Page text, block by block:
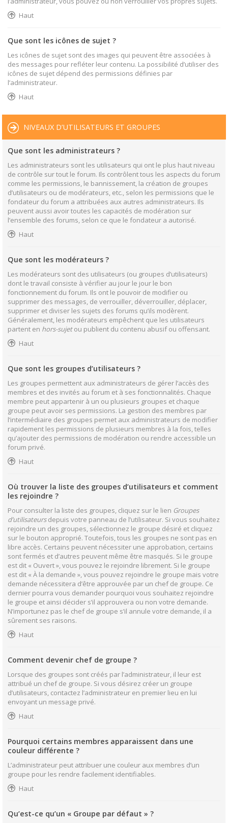
Haut
Que sont les icônes de sujet ?
Les icônes de sujet sont des images qui peuvent être associées à
des messages pour refléter leur contenu. La possibilité d’utiliser des
icônes de sujet dépend des permissions définies par
l’administrateur.
Haut
NIVEAUX D’UTILISATEURS ET GROUPES
Que sont les administrateurs ?
Les administrateurs sont les utilisateurs qui ont le plus haut niveau
de contrôle sur tout le forum. Ils contrôlent tous les aspects du forum
comme les permissions, le bannissement, la création de groupes
d’utilisateurs ou de modérateurs, etc., selon les permissions que le
fondateur du forum a attribuées aux autres administrateurs. Ils
peuvent aussi avoir toutes les capacités de modération sur
l’ensemble des forums, selon ce que le fondateur a autorisé.
Haut
Que sont les modérateurs ?
Les modérateurs sont des utilisateurs (ou groupes d’utilisateurs)
dont le travail consiste à vérifier au jour le jour le bon
fonctionnement du forum. Ils ont le pouvoir de modifier ou
supprimer des messages, de verrouiller, déverrouiller, déplacer,
supprimer et diviser les sujets des forums qu’ils modèrent.
Généralement, les modérateurs empêchent que les utilisateurs
partent en hors-sujetou publient du contenu abusif ou offensant.
Haut
Que sont les groupes d’utilisateurs ?
Les groupes permettent aux administrateurs de gérer l’accès des
membres et des invités au forum et à ses fonctionnalités. Chaque
membre peut appartenir à un ou plusieurs groupes et chaque
groupe peut avoir ses permissions. La gestion des membres par
l’intermédiaire des groupes permet aux administrateurs de modifier
rapidement les permissions de plusieurs membres à la fois, telles
qu’ajouter des permissions de modération ou rendre accessible un
forum privé.
Haut
Où trouver la liste des groupes d’utilisateurs et comment
les rejoindre ?
Pour consulter la liste des groupes, cliquez sur le lien Groupes
d’utilisateursdepuis votre panneau de l’utilisateur. Si vous souhaitez
rejoindre un des groupes, sélectionnez le groupe désiré et cliquez
sur le bouton approprié. Toutefois, tous les groupes ne sont pas en
libre accès. Certains peuvent nécessiter une approbation, certains
sont fermés et d’autres peuvent même être masqués. Si le groupe
est dit « Ouvert », vous pouvez le rejoindre librement. Si le groupe
est dit « À la demande », vous pouvez rejoindre le groupe mais votre
demande nécessitera d’être approuvée par un chef de groupe. Ce
dernier pourra vous demander pourquoi vous souhaitez rejoindre
le groupe et ainsi décider s’il approuvera ou non votre demande.
N’importunez pas le chef de groupe s’il annule votre demande, il a
sûrement ses raisons.
Haut
Comment devenir chef de groupe ?
Lorsque des groupes sont créés par l’administrateur, il leur est
attribué un chef de groupe. Si vous désirez créer un groupe
d’utilisateurs, contactez l’administrateur en premier lieu en lui
envoyant un message privé.
Haut
Pourquoi certains membres apparaissent dans une
couleur différente ?
L’administrateur peut attribuer une couleur aux membres d’un
groupe pour les rendre facilement identifiables.
Haut
Qu’est-ce qu’un « Groupe par défaut » ?